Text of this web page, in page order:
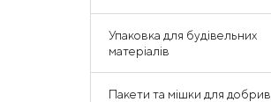
Упаковка для будівельних
матеріалів
Пакети та мішки для добрив,